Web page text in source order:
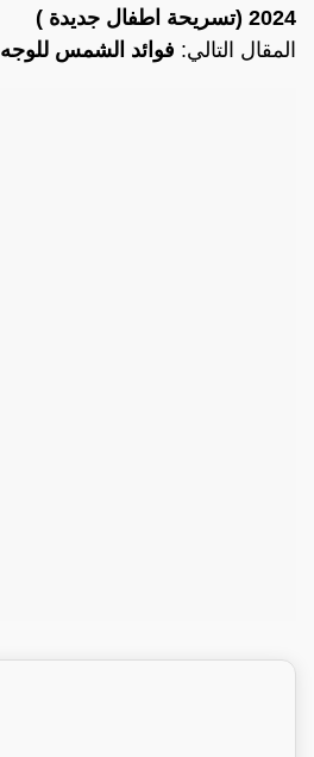
2024 (تسريحة اطفال جديدة )
المقال التالي: فوائد الشمس للوجه